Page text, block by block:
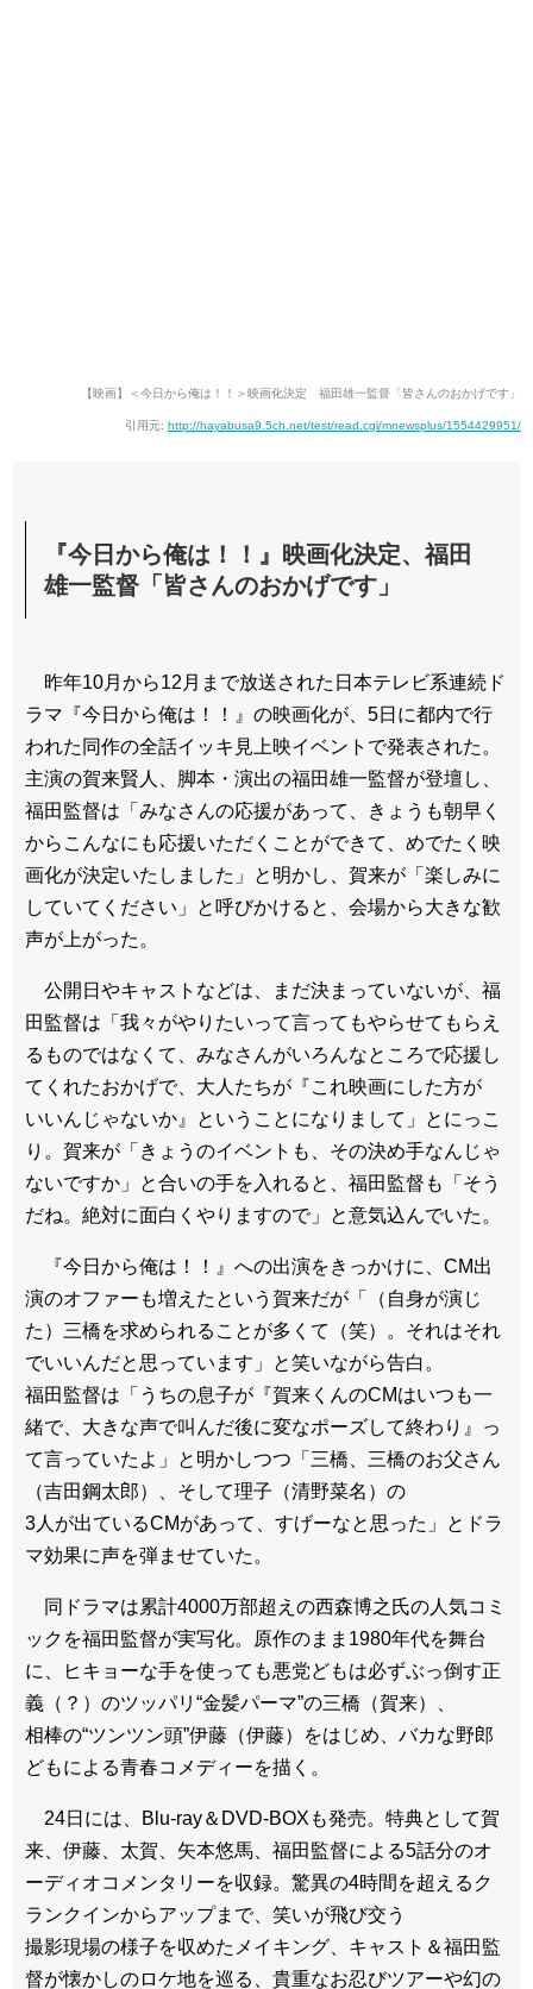
【映画】＜今日から俺は！！＞映画化決定 福田雄一監督「皆さんのおかげです」
引用元: http://hayabusa9.5ch.net/test/read.cgi/mnewsplus/1554429951/
『今日から俺は！！』映画化決定、福田
雄一監督「皆さんのおかげです」
昨年10月から12月まで放送された日本テレビ系連続ド
ラマ『今日から俺は！！』の映画化が、5日に都内で行
われた同作の全話イッキ見上映イベントで発表された。
主演の賀来賢人、脚本・演出の福田雄一監督が登壇し、
福田監督は「みなさんの応援があって、きょうも朝早く
からこんなにも応援いただくことができて、めでたく映
画化が決定いたしました」と明かし、賀来が「楽しみに
していてください」と呼びかけると、会場から大きな歓
声が上がった。
公開日やキャストなどは、まだ決まっていないが、福
田監督は「我々がやりたいって言ってもやらせてもらえ
るものではなくて、みなさんがいろんなところで応援し
てくれたおかげで、大人たちが『これ映画にした方が
いいんじゃないか』ということになりまして」とにっこ
り。賀来が「きょうのイベントも、その決め手なんじゃ
ないですか」と合いの手を入れると、福田監督も「そう
だね。絶対に面白くやりますので」と意気込んでいた。
『今日から俺は！！』への出演をきっかけに、CM出
演のオファーも増えたという賀来だが「（自身が演じ
た）三橋を求められることが多くて（笑）。それはそれ
でいいんだと思っています」と笑いながら告白。
福田監督は「うちの息子が『賀来くんのCMはいつも一
緒で、大きな声で叫んだ後に変なポーズして終わり』っ
て言っていたよ」と明かしつつ「三橋、三橋のお父さん
（吉田鋼太郎）、そして理子（清野菜名）の
3人が出ているCMがあって、すげーなと思った」とドラ
マ効果に声を弾ませていた。
同ドラマは累計4000万部超えの西森博之氏の人気コミ
ックを福田監督が実写化。原作のまま1980年代を舞台
に、ヒキョーな手を使っても悪党どもは必ずぶっ倒す正
義（？）のツッパリ“金髪パーマ”の三橋（賀来）、
相棒の“ツンツン頭”伊藤（伊藤）をはじめ、バカな野郎
どもによる青春コメディーを描く。
24日には、Blu-ray＆DVD-BOXも発売。特典として賀
来、伊藤、太賀、矢本悠馬、福田監督による5話分のオ
ーディオコメンタリーを収録。驚異の4時間を超えるク
ランクインからアップまで、笑いが飛び交う
撮影現場の様子を収めたメイキング、キャスト＆福田監
督が懐かしのロケ地を巡る、貴重なお忍びツアーや幻の